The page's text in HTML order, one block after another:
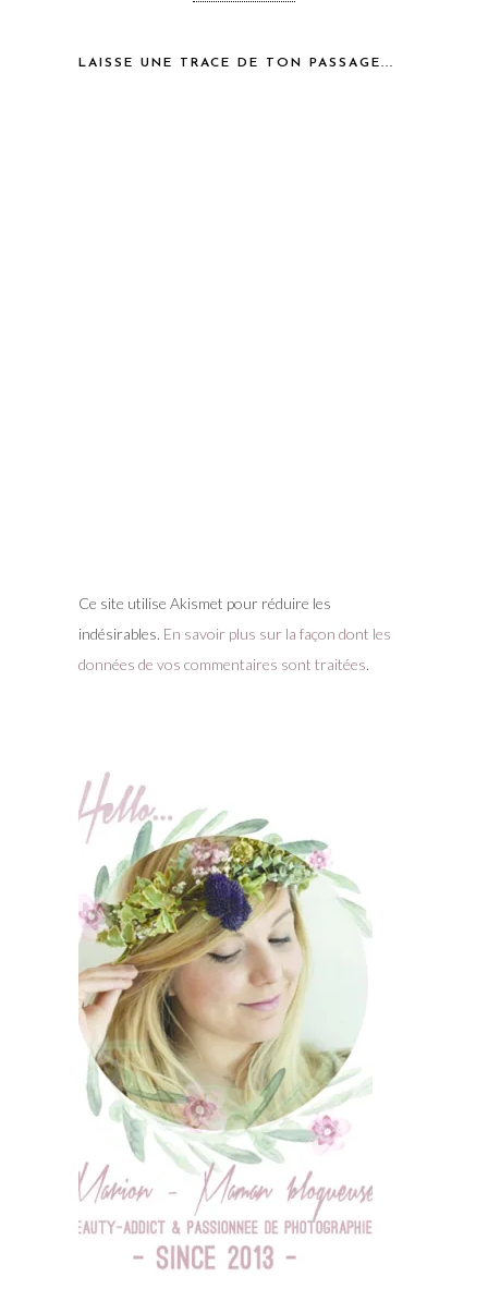
LAISSE UNE TRACE DE TON PASSAGE...
Ce site utilise Akismet pour réduire les
indésirables. En savoir plus sur la façon dont les
données de vos commentaires sont traitées.